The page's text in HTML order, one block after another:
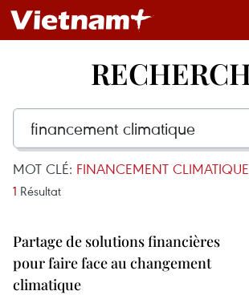
MOT CLÉ: FINANCEMENT CLIMATIQUE
1 Résultat
Partage de solutions financières
pour faire face au changement
climatique